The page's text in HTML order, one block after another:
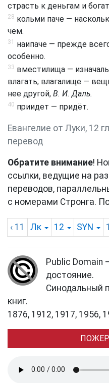
страсть к деньгам и
28 кольми паче —
чем.
31 наипаче — прежде
особенно.
33 вместилища —
влагать; влагалище —
нее другой, В. И. Даль.
40 приидет — придёт.
Евангелие от Луки, 12
перевод
Обратите внимание!
ссылки, ведущие на
переводов,
с номерами Стронга.
‹ 11 Лк 12 SYN
Public Domain
достояние.
Синодальный
книг.
1876, 1912, 1917, 1956,